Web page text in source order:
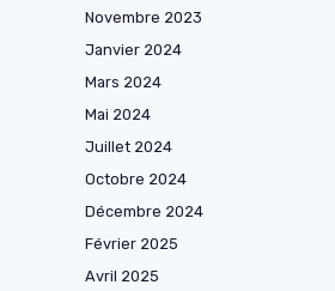
Novembre 2023
Janvier 2024
Mars 2024
Mai 2024
Juillet 2024
Octobre 2024
Décembre 2024
Février 2025
Avril 2025